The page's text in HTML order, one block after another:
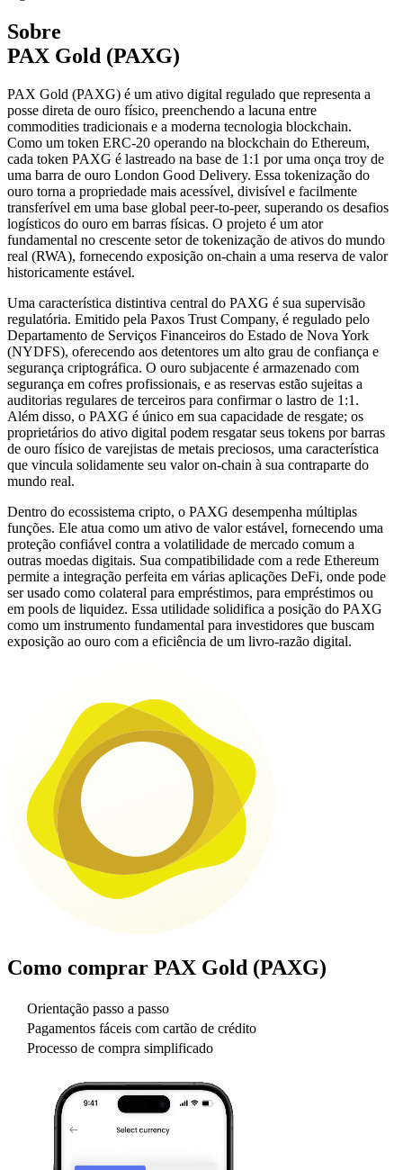
Sobre
PAX Gold (PAXG)
PAX Gold (PAXG) é um ativo digital regulado que representa a
posse direta de ouro físico, preenchendo a lacuna entre
commodities tradicionais e a moderna tecnologia blockchain.
Como um token ERC-20 operando na blockchain do Ethereum,
cada token PAXG é lastreado na base de 1:1 por uma onça troy de
uma barra de ouro London Good Delivery. Essa tokenização do
ouro torna a propriedade mais acessível, divisível e facilmente
transferível em uma base global peer-to-peer, superando os desafios
logísticos do ouro em barras físicas. O projeto é um ator
fundamental no crescente setor de tokenização de ativos do mundo
real (RWA), fornecendo exposição on-chain a uma reserva de valor
historicamente estável.
Uma característica distintiva central do PAXG é sua supervisão
regulatória. Emitido pela Paxos Trust Company, é regulado pelo
Departamento de Serviços Financeiros do Estado de Nova York
(NYDFS), oferecendo aos detentores um alto grau de confiança e
segurança criptográfica. O ouro subjacente é armazenado com
segurança em cofres profissionais, e as reservas estão sujeitas a
auditorias regulares de terceiros para confirmar o lastro de 1:1.
Além disso, o PAXG é único em sua capacidade de resgate; os
proprietários do ativo digital podem resgatar seus tokens por barras
de ouro físico de varejistas de metais preciosos, uma característica
que vincula solidamente seu valor on-chain à sua contraparte do
mundo real.
Dentro do ecossistema cripto, o PAXG desempenha múltiplas
funções. Ele atua como um ativo de valor estável, fornecendo uma
proteção confiável contra a volatilidade de mercado comum a
outras moedas digitais. Sua compatibilidade com a rede Ethereum
permite a integração perfeita em várias aplicações DeFi, onde pode
ser usado como colateral para empréstimos, para empréstimos ou
em pools de liquidez. Essa utilidade solidifica a posição do PAXG
como um instrumento fundamental para investidores que buscam
exposição ao ouro com a eficiência de um livro-razão digital.
Como comprar PAX Gold (PAXG)
Orientação passo a passo
Pagamentos fáceis com cartão de crédito
Processo de compra simplificado